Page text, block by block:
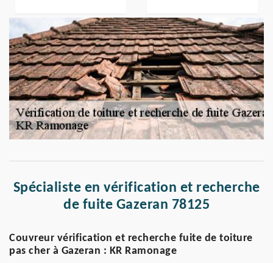
Spécialiste en vérification et recherche
de fuite Gazeran 78125
Couvreur vérification et recherche fuite de toiture
pas cher à Gazeran : KR Ramonage